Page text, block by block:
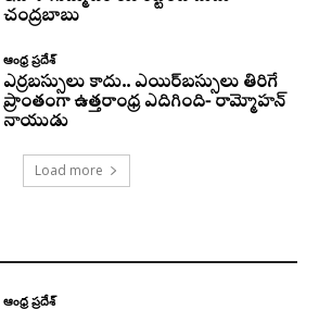
చంద్రబాబు
ఆంధ్ర ప్రదేశ్
ఎర్రబస్సులు కాదు.. ఎయిర్‌బస్సులు తిరిగే
ప్రాంతంగా ఉత్తరాంధ్ర ఎదిగింది- రామ్మోహన్
నాయుడు
Load more
ఆంధ్ర ప్రదేశ్